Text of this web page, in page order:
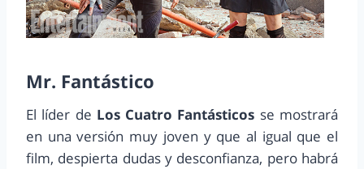
Mr. Fantástico
El líder de Los Cuatro Fantásticos se mostrará
en una versión muy joven y que al igual que el
film, despierta dudas y desconfianza, pero habrá